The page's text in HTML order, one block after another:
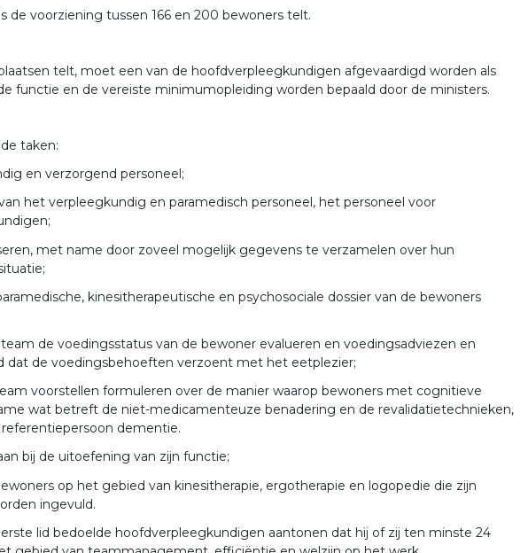
de voorziening tussen 166 en 200 bewoners telt.
telt, moet een van de hoofdverpleegkundigen afgevaardigd worden als
functie en de vereiste minimumopleiding worden bepaald door de ministers.
taken:
en verzorgend personeel;
het verpleegkundig en paramedisch personeel, het personeel voor
met name door zoveel mogelijk gegevens te verzamelen over hun
kinesitherapeutische en psychosociale dossier van de bewoners
de voedingsstatus van de bewoner evalueren en voedingsadviezen en
dat de voedingsbehoeften verzoent met het eetplezier;
voorstellen formuleren over de manier waarop bewoners met cognitieve
wat betreft de niet-medicamenteuze benadering en de revalidatietechnieken,
dementie.
bij de uitoefening van zijn functie;
op het gebied van kinesitherapie, ergotherapie en logopedie die zijn
ingevuld.
lid bedoelde hoofdverpleegkundigen aantonen dat hij of zij ten minste 24